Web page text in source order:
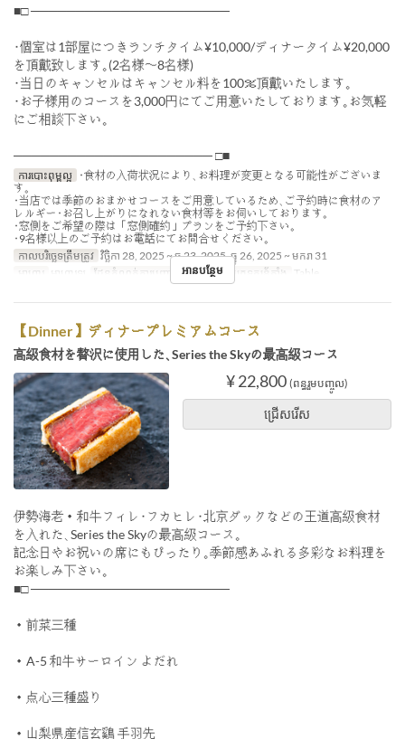
■□ ──────────────────────
･個室は1部屋につきランチタイム¥10,000/ディナータイム¥20,000
を頂戴致します｡(2名様〜8名様)
･当日のキャンセルはキャンセル料を100％頂戴いたします｡
･お子様用のコースを3,000円にてご用意いたしております｡お気軽
にご相談下さい｡
────────────────────── □■
ការបោះពុម្ពល្អ
･食材の入荷状況により､お料理が変更となる可能性がございま
す｡
･当店では季節のおまかせコースをご用意しているため､ご予約時に食材のア
レルギー･お召し上がりになれない食材等をお伺いしております｡
･窓側をご希望の際は「窓側確約」プランをご予約下さい｡
･9名様以上のご予約はお電話にてお問合せください｡
កាលបរិច្ឆេទត្រឹមត្រូវ វិច្ឆិកា 28, 2025 ~ ធ្នូ 23, 2025, ធ្នូ 26, 2025 ~ មករា 31
អាហារ
អាហារឡ ដែនកំណត់ការបញ្ជាទិញ 2 ~ 8 ប្រភេទកន្រ្ត័តាំង Table
អានបន្ថែម
【Dinner】ディナープレミアムコース
高級食材を贅沢に使用した､Series the Skyの最高級コース
¥ 22,800 (ពន្ធរួមបញ្ចូល)
ជ្រើសរើស
伊勢海老・和牛フィレ･フカヒレ･北京ダックなどの王道高級食材
を入れた､Series the Skyの最高級コース｡
記念日やお祝いの席にもぴったり｡季節感あふれる多彩なお料理を
お楽しみ下さい｡
■□ ──────────────────────
・前菜三種
・A-5 和牛サーロイン よだれ
・点心三種盛り
・山梨県産信玄鷄 手羽先